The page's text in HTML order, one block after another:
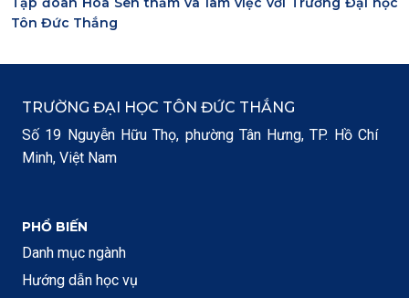
Tôn Đức Thắng
TRƯỜNG ĐẠI HỌC TÔN ĐỨC THẮNG
Số 19 Nguyễn Hữu Thọ, phường Tân Hưng, TP. Hồ Chí
Minh, Việt Nam
PHỔ BIẾN
Danh mục ngành
Hướng dẫn học vụ